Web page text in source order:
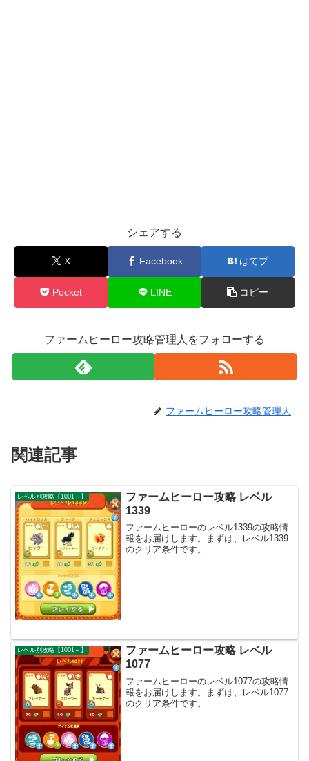
シェアする
X Facebook はてブ
Pocket LINE コピー
ファームヒーロー攻略管理人をフォローする
ファームヒーロー攻略管理人
関連記事
レベル別攻略【1001～】
ファームヒーロー攻略 レベル
1339
ファームヒーローのレベル1339の攻略情
報をお届けします。まずは、レベル1339
のクリア条件です。
レベル別攻略【1001～】
ファームヒーロー攻略 レベル
1077
ファームヒーローのレベル1077の攻略情
報をお届けします。まずは、レベル1077
のクリア条件です。